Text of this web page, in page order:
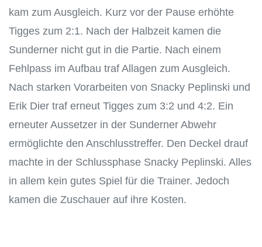
kam zum Ausgleich. Kurz vor der Pause erhöhte
Tigges zum 2:1. Nach der Halbzeit kamen die
Sunderner nicht gut in die Partie. Nach einem
Fehlpass im Aufbau traf Allagen zum Ausgleich.
Nach starken Vorarbeiten von Snacky Peplinski und
Erik Dier traf erneut Tigges zum 3:2 und 4:2. Ein
erneuter Aussetzer in der Sunderner Abwehr
ermöglichte den Anschlusstreffer. Den Deckel drauf
machte in der Schlussphase Snacky Peplinski. Alles
in allem kein gutes Spiel für die Trainer. Jedoch
kamen die Zuschauer auf ihre Kosten.